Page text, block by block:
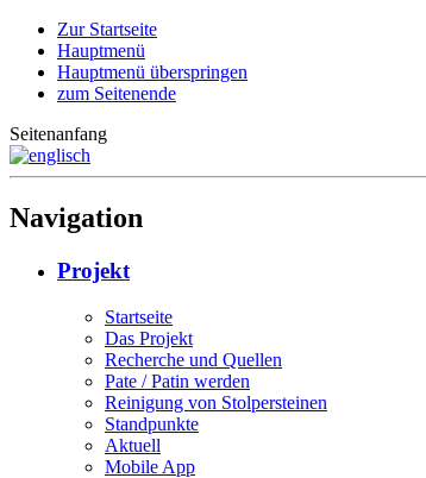
Zur Startseite
Hauptmenü
Hauptmenü überspringen
zum Seitenende
Seitenanfang
Navigation
Projekt
Startseite
Das Projekt
Recherche und Quellen
Pate / Patin werden
Reinigung von Stolpersteinen
Standpunkte
Aktuell
Mobile App